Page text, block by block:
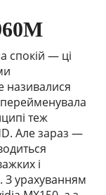
спокій — ці
називалися
теж
Але зараз —
і
З урахуванням